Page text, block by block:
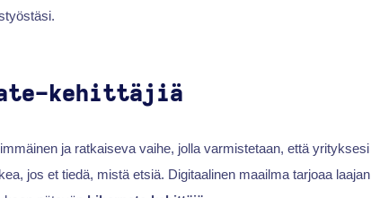
kehittäjiä
ja ratkaiseva vaihe, jolla varmistetaan, että yrityksesi
jos et tiedä, mistä etsiä. Digitaalinen maailma tarjoaa laajan